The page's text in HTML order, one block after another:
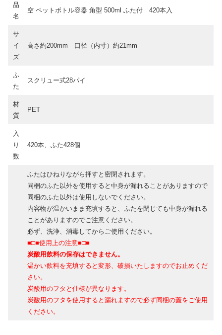
品
名
空 ペットボトル容器 角型 500ml ふた付 420本入
サ
イ
ズ
高さ約200mm 口径（内寸）約21mm
ふ
た
スクリュー式28パイ
材
質
PET
入
り
数
420本、ふた428個
ふたはひねりながら押すと密閉されます。
同梱のふた以外を使用すると中身が漏れることがありますので
同梱のふた以外は使用しないでください。
内容物が温かいまま充填すると、ふたを閉じても中身が漏れる
ことがありますのでご注意ください。
必ず、洗浄、消毒してからご使用ください。
■□■使用上の注意■□■
炭酸用飲料の保存はできません。
温かい飲料を充填すると変形、破損いたしますのでお止めくだ
さい。
炭酸用のフタと仕様が異なります。
炭酸用のフタを使用すると漏れますので必ず同梱の蓋をご使用
ください。